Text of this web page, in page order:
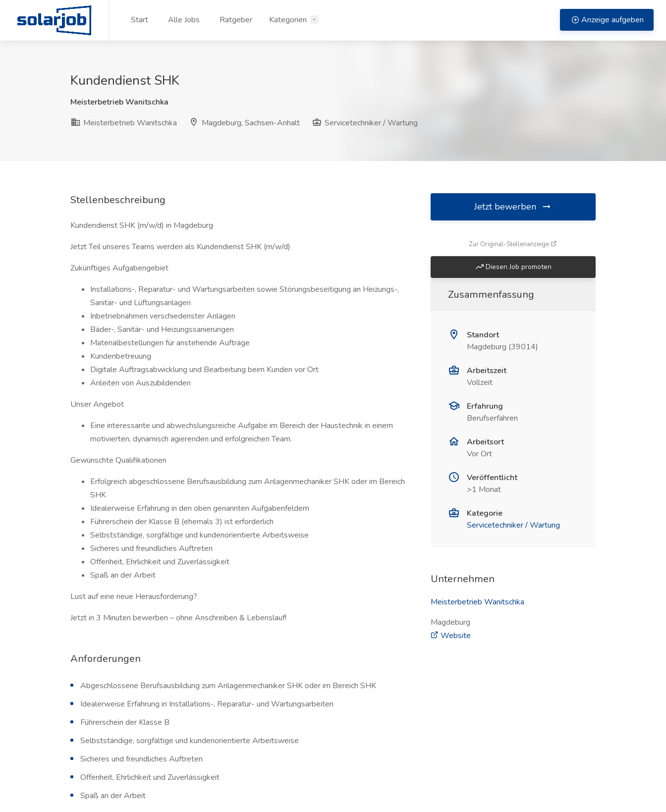
Zum Inhalt springen
Start
Alle Jobs Ratgeber Kategorien Anzeige aufgeben
Kundendienst SHK
Meisterbetrieb Wanitschka
Meisterbetrieb Wanitschka
Magdeburg, Sachsen-Anhalt Servicetechniker / Wartung
Stellenbeschreibung
Kundendienst SHK (m/w/d) in Magdeburg
Jetzt Teil unseres Teams werden als Kundendienst SHK (m/w/d)
Zukünftiges Aufgabengebiet
Installations-, Reparatur- und Wartungsarbeiten sowie Störungsbeseitigung an Heizungs-,
Sanitär- und Lüftungsanlagen
Inbetriebnahmen verschiedenster Anlagen
Bäder-, Sanitär- und Heizungssanierungen
Materialbestellungen für anstehende Aufträge
Kundenbetreuung
Digitale Auftragsabwicklung und Bearbeitung beim Kunden vor Ort
Anleiten von Auszubildenden
Unser Angebot
Eine interessante und abwechslungsreiche Aufgabe im Bereich der Haustechnik in einem
motivierten, dynamisch agierenden und erfolgreichen Team.
Gewünschte Qualifikationen
Erfolgreich abgeschlossene Berufsausbildung zum Anlagenmechaniker SHK oder im Bereich
SHK
Idealerweise Erfahrung in den oben genannten Aufgabenfeldern
Führerschein der Klasse B (ehemals 3) ist erforderlich
Selbstständige, sorgfältige und kundenorientierte Arbeitsweise
Sicheres und freundliches Auftreten
Offenheit, Ehrlichkeit und Zuverlässigkeit
Spaß an der Arbeit
Lust auf eine neue Herausforderung?
Jetzt in 3 Minuten bewerben – ohne Anschreiben & Lebenslauf!
Anforderungen
Abgeschlossene Berufsausbildung zum Anlagenmechaniker SHK oder im Bereich SHK
Idealerweise Erfahrung in Installations-, Reparatur- und Wartungsarbeiten
Führerschein der Klasse B
Selbstständige, sorgfältige und kundenorientierte Arbeitsweise
Sicheres und freundliches Auftreten
Offenheit, Ehrlichkeit und Zuverlässigkeit
Spaß an der Arbeit
Jetzt bewerben
Zur Original-Stellenanzeige
Diesen Job promoten
Zusammenfassung
Standort
Magdeburg (39014)
Arbeitszeit
Vollzeit
Erfahrung
Berufserfahren
Arbeitsort
Vor Ort
Veröffentlicht
>1 Monat
Kategorie
Servicetechniker / Wartung
Unternehmen
Meisterbetrieb Wanitschka
Magdeburg
Website(öffnet in neuem Fenster)